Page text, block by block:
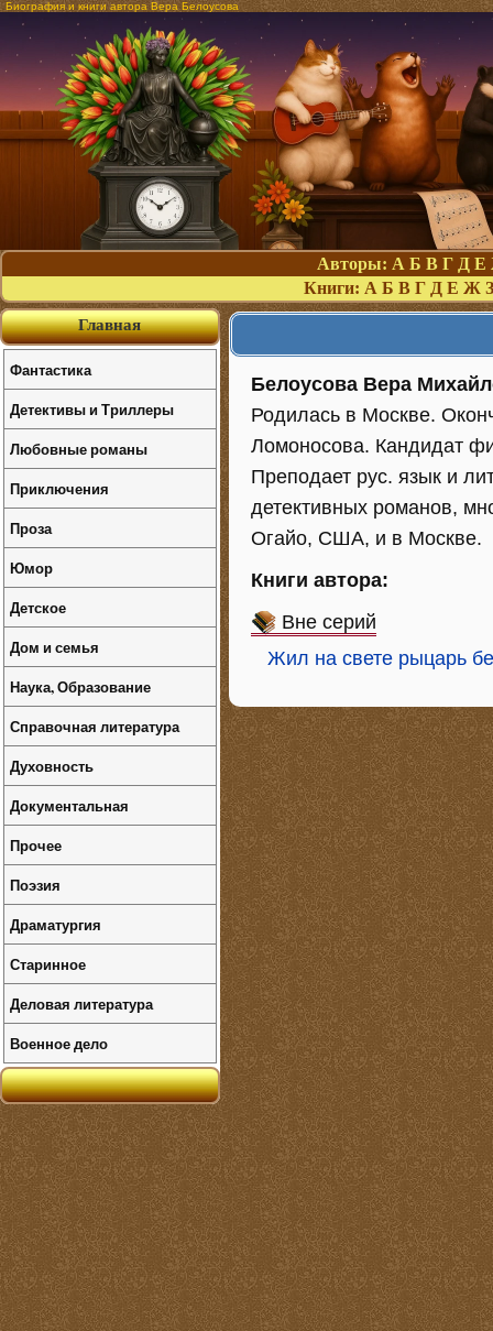
Биография и книги автора Вера Белоусова
Авторы: А Б В Г Д Е
Книги: А Б В Г Д Е Ж З
Белоусова Вера
Родилась в Москве.
Ломоносова. Кандидат
Преподает рус. язык и
детективных романов,
Огайо, США, и в Москве.
Книги автора:
Вне серий
Жил на свете рыцарь
Главная
Фантастика
Детективы и Триллеры
Любовные романы
Приключения
Проза
Юмор
Детское
Дом и семья
Наука, Образование
Справочная литература
Духовность
Документальная
Прочее
Поэзия
Драматургия
Старинное
Деловая литература
Военное дело